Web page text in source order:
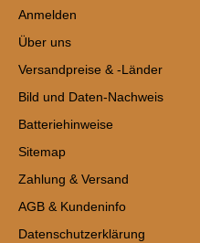
Anmelden
Über uns
Versandpreise & -Länder
Bild und Daten-Nachweis
Batteriehinweise
Sitemap
Zahlung & Versand
AGB & Kundeninfo
Datenschutzerklärung